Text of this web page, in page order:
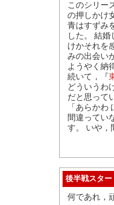
このシリー
の押しかけ
青はすずみ
した。 結
けかそれを
みの出会い
ようやく納
続いて，『
どういうわ
だと思って
「あらか
間違ってい
す。 いや，
後半戦スター
何であれ，